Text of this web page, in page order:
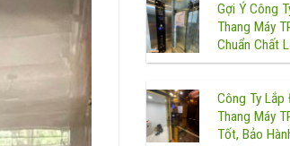
Gợi Ý Công
Thang Máy
Chuẩn Chất
Công Ty Lắp
Thang Máy
Tốt, Bảo